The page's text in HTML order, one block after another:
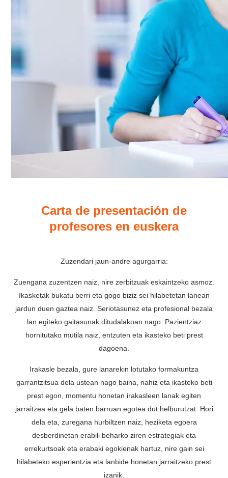
Carta de presentación de
profesores en euskera
Zuzendari jaun-andre agurgarria:
Zuengana zuzentzen naiz, nire zerbitzuak eskaintzeko asmoz.
Ikasketak bukatu berri eta gogo biziz sei hilabetetan lanean
jardun duen gaztea naiz. Seriotasunez eta profesional bezala
lan egiteko gaitasunak ditudalakoan nago. Pazientziaz
hornitutako mutila naiz, entzuten eta ikasteko beti prest
dagoena.
Irakasle bezala, gure lanarekin lotutako formakuntza
garrantzitsua dela ustean nago baina, nahiz eta ikasteko beti
prest egon, momentu honetan irakasleen lanak egiten
jarraitzea eta gela baten barruan egotea dut helburutzat. Hori
dela eta, zuregana hurbiltzen naiz, heziketa egoera
desberdinetan erabili beharko ziren estrategiak eta
errekurtsoak eta erabaki egokienak hartuz, nire gain sei
hilabeteko esperientzia eta lanbide honetan jarraitzeko prest
izanik.